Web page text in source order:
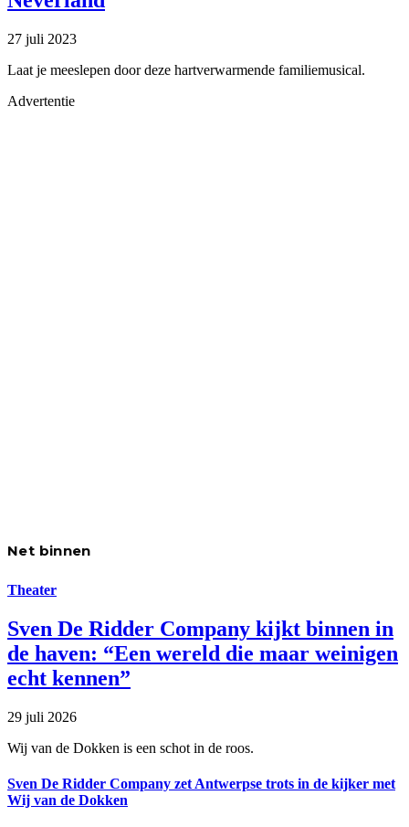
27 juli 2023
Laat je meeslepen door deze hartverwarmende familiemusical.
Advertentie
Net binnen
Theater
Sven De Ridder Company kijkt binnen in
de haven: “Een wereld die maar weinigen
echt kennen”
29 juli 2026
Wij van de Dokken is een schot in de roos.
Sven De Ridder Company zet Antwerpse trots in de kijker met
Wij van de Dokken